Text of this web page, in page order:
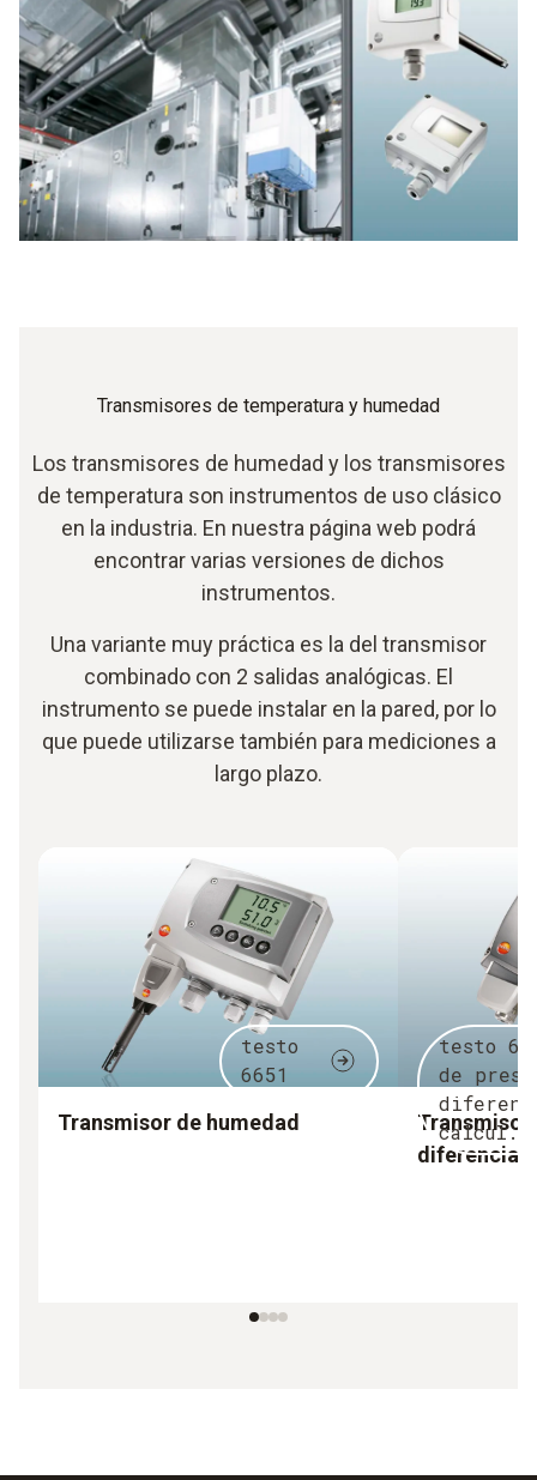
Transmisores de temperatura y humedad
Los transmisores de humedad y los transmisores
de temperatura son instrumentos de uso clásico
en la industria. En nuestra página web podrá
encontrar varias versiones de dichos
instrumentos.
Una variante muy práctica es la del transmisor
combinado con 2 salidas analógicas. El
instrumento se puede instalar en la pared, por lo
que puede utilizarse también para mediciones a
largo plazo.
testo
6651
Transmisor de humedad
testo
de
Transmisor
diferencial